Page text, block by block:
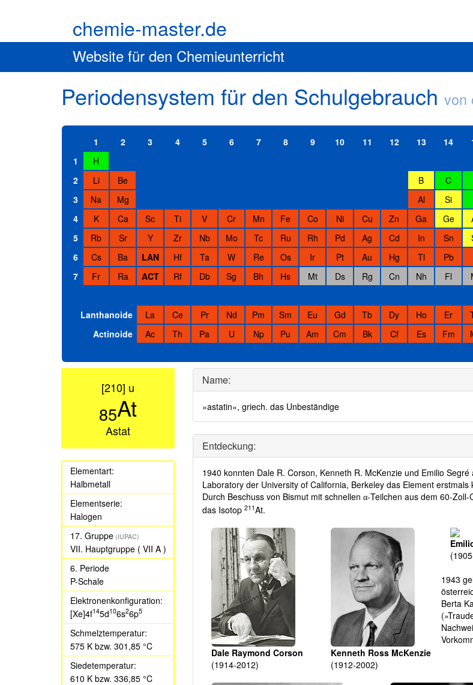
chemie-master.de
Website für den Chemieunterricht
Periodensystem für den Schulgebrauch von
1 2 3 4 5 6 7 8 9 10 11 12 13 14
1
H
2
Li Be B C
3
Na Mg Al Si
4
K Ca Sc Ti V Cr Mn Fe Co Ni Cu Zn Ga Ge
5
Rb Sr Y Zr Nb Mo Tc Ru Rh Pd Ag Cd In Sn
6
Cs Ba LAN Hf Ta W Re Os Ir Pt Au Hg Tl Pb
7
Fr Ra ACT Rf Db Sg Bh Hs Mt Ds Rg Cn Nh Fl
Lanthanoide La Ce Pr Nd Pm Sm Eu Gd Tb Dy Ho Er
Actinoide
Ac Th Pa U Np Pu Am Cm Bk Cf Es Fm
[210] u
85At
Astat
Elementart:
Halbmetall
Elementserie:
Halogen
17. Gruppe(IUPAC)
VII. Hauptgruppe ( VII A )
6. Periode
P-Schale
Elektronenkonfiguration:
[Xe]4f145d106s26p5
Schmelztemperatur:
575 Kbzw. 301,85 °C
Siedetemperatur:
610 Kbzw. 336,85 °C
Name:
»astatin«, griech. das Unbeständige
Entdeckung:
1940 konnten Dale R. Corson, Kenneth R. McKenzie und Emilio Segré
Laboratory der University of California, Berkeley das Element erstmals
Durch Beschuss von Bismut mit schnellenα-Teilchen aus dem 60-
das Isotop211At.
Dale Raymond Corson
(1914-2012)
Kenneth Ross McKenzie
(1912-2002)
1943
Berta